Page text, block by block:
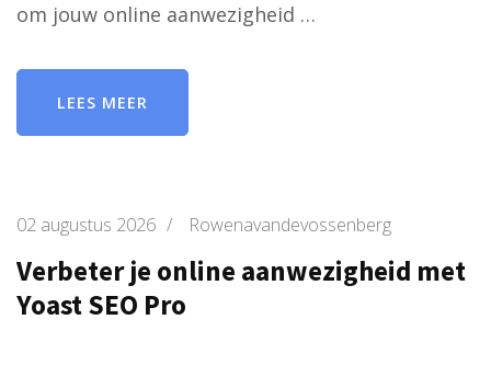
om jouw online aanwezigheid …
LEES MEER
02 augustus 2026 / Rowenavandevossenberg
Verbeter je online aanwezigheid met
Yoast SEO Pro